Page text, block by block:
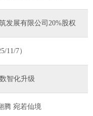
发展有限公司20%股权
11/7）
智化升级
腾 宛若仙境